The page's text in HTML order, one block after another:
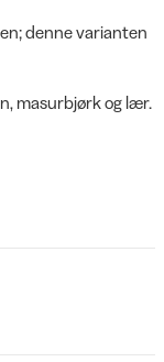
denne varianten
masurbjørk og lær.